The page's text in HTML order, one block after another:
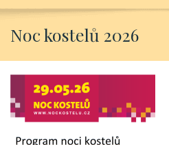
Noc kostelů 2026